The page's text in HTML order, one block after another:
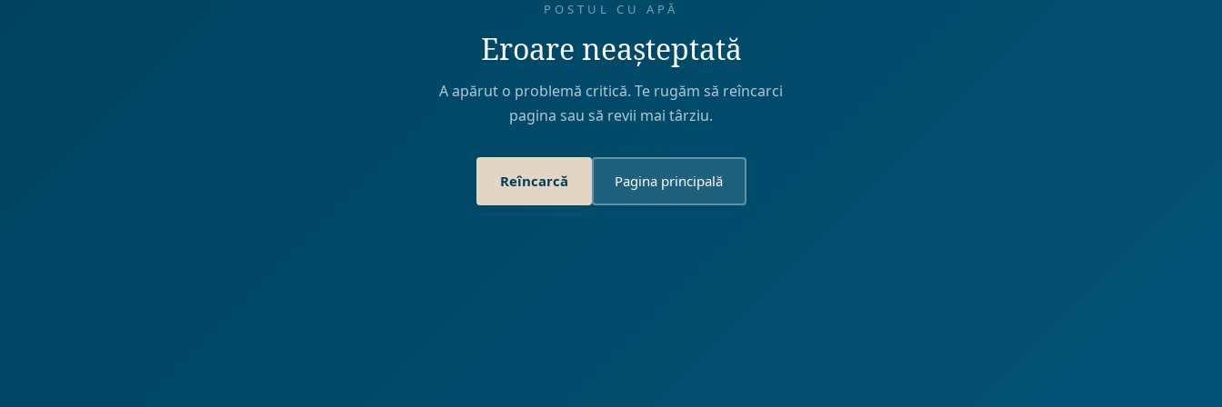
POSTUL CU APĂ
Eroare neașteptată
A apărut o problemă critică. Te rugăm să reîncarci
pagina sau să revii mai târziu.
Reîncarcă Pagina principală